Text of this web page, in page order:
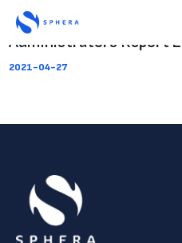
Administrators Report
2021-04-27